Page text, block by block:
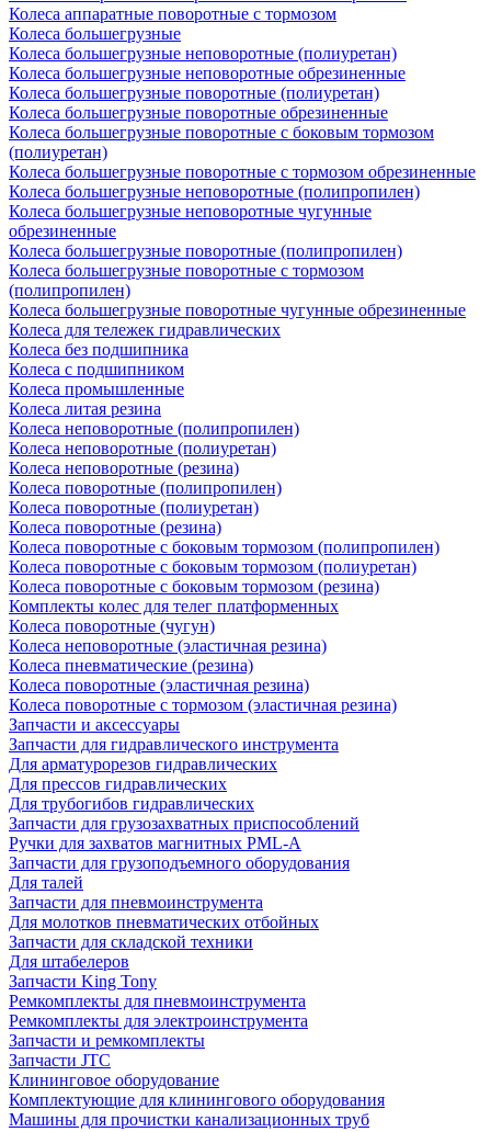
Колеса аппаратные поворотные с тормозом
Колеса большегрузные
Колеса большегрузные неповоротные (полиуретан)
Колеса большегрузные неповоротные обрезиненные
Колеса большегрузные поворотные (полиуретан)
Колеса большегрузные поворотные обрезиненные
Колеса большегрузные поворотные с боковым тормозом
(полиуретан)
Колеса большегрузные поворотные с тормозом обрезиненные
Колеса большегрузные неповоротные (полипропилен)
Колеса большегрузные неповоротные чугунные
обрезиненные
Колеса большегрузные поворотные (полипропилен)
Колеса большегрузные поворотные с тормозом
(полипропилен)
Колеса большегрузные поворотные чугунные обрезиненные
Колеса для тележек гидравлических
Колеса без подшипника
Колеса с подшипником
Колеса промышленные
Колеса литая резина
Колеса неповоротные (полипропилен)
Колеса неповоротные (полиуретан)
Колеса неповоротные (резина)
Колеса поворотные (полипропилен)
Колеса поворотные (полиуретан)
Колеса поворотные (резина)
Колеса поворотные c боковым тормозом (полипропилен)
Колеса поворотные c боковым тормозом (полиуретан)
Колеса поворотные c боковым тормозом (резина)
Комплекты колес для телег платформенных
Колеса поворотные (чугун)
Колеса неповоротные (эластичная резина)
Колеса пневматические (резина)
Колеса поворотные (эластичная резина)
Колеса поворотные c тормозом (эластичная резина)
Запчасти и аксессуары
Запчасти для гидравлического инструмента
Для арматурорезов гидравлических
Для прессов гидравлических
Для трубогибов гидравлических
Запчасти для грузозахватных приспособлений
Ручки для захватов магнитных PML-A
Запчасти для грузоподъемного оборудования
Для талей
Запчасти для пневмоинструмента
Для молотков пневматических отбойных
Запчасти для складской техники
Для штабелеров
Запчасти King Tony
Ремкомплекты для пневмоинструмента
Ремкомплекты для электроинструмента
Запчасти и ремкомплекты
Запчасти JTC
Клининговое оборудование
Комплектующие для клинингового оборудования
Машины для прочистки канализационных труб